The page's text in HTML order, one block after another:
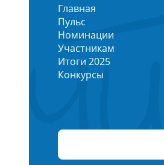
Главная
Пульс
Номинации
Участникам
Итоги 2025
Конкурсы